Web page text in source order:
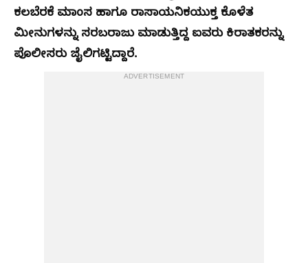
ಕಲಬೆರಕೆ ಮಾಂಸ ಹಾಗೂ ರಾಸಾಯನಿಕಯುಕ್ತ ಕೊಳೆತ
ಮೀನುಗಳನ್ನು ಸರಬರಾಜು ಮಾಡುತ್ತಿದ್ದ ಐವರು ಕಿರಾತಕರನ್ನು
ಪೊಲೀಸರು ಜೈಲಿಗಟ್ಟಿದ್ದಾರೆ.
ADVERTISEMENT